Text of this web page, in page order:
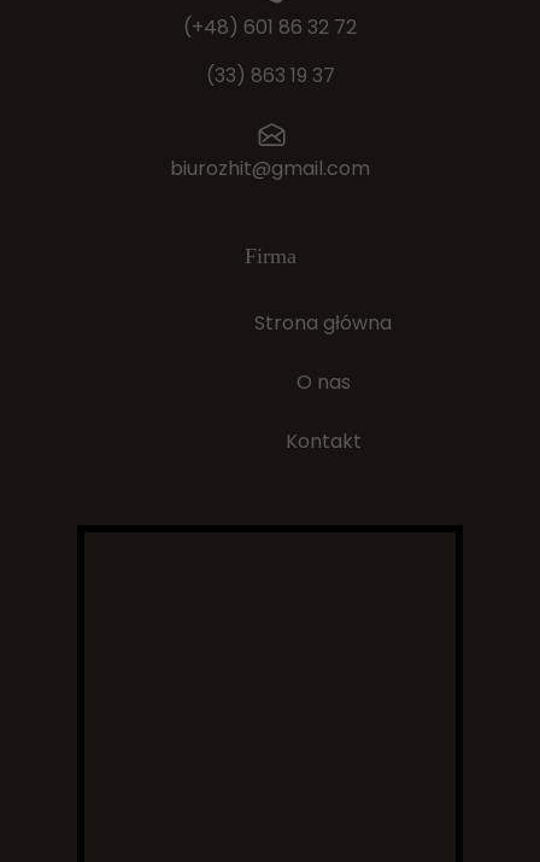
(+48) 601 86 32 72
(33) 863 19 37
biurozhit@gmail.com
Firma
Strona główna
O nas
Kontakt